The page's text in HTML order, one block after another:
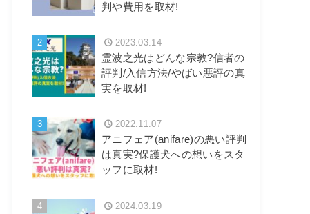
判や費用を取材!
2
霊波之光はどんな宗教?信者の
評判/入信方法/やばい悪評の真
実を取材!
2023.03.14
3
アニフェア(anifare)の悪い評判
は真実?保護犬への想いをスタ
ッフに取材!
2022.11.07
4 2024.03.19